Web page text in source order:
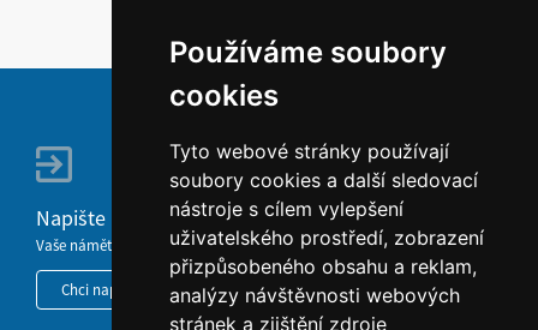
Používáme soubory
cookies
Tyto webové stránky používají
soubory cookies a další sledovací
nástroje s cílem vylepšení
uživatelského prostředí, zobrazení
přizpůsobeného obsahu a reklam,
analýzy návštěvnosti webových
stránek a zjištění zdroje
Napište nám
Vaše náměty, komentáře, připomínky a dotazy nezůstanou bez odezvy.
Chci napsat MKČR